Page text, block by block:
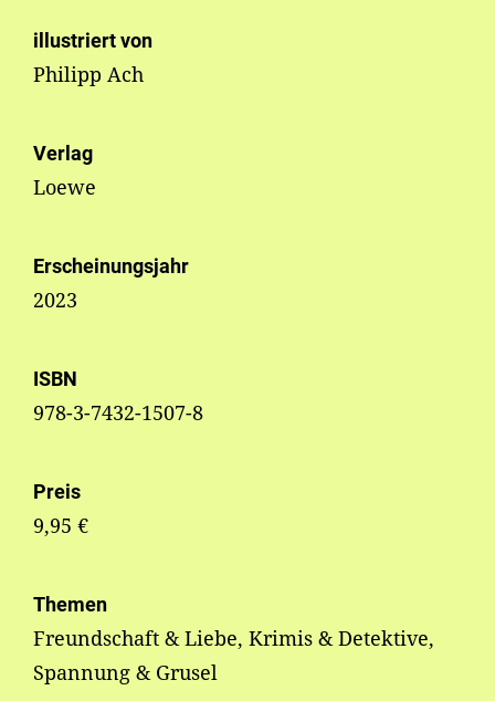
illustriert von
Philipp Ach
Verlag
Loewe
Erscheinungsjahr
2023
ISBN
978-3-7432-1507-8
Preis
9,95 €
Themen
Freundschaft & Liebe, Krimis & Detektive,
Spannung & Grusel